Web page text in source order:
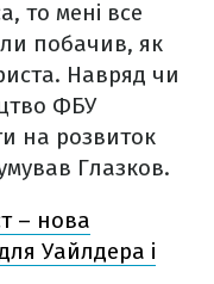
то мені все
побачив, як
Навряд чи
ФБУ
на розвиток
Глазков.
– нова
Уайлдера і